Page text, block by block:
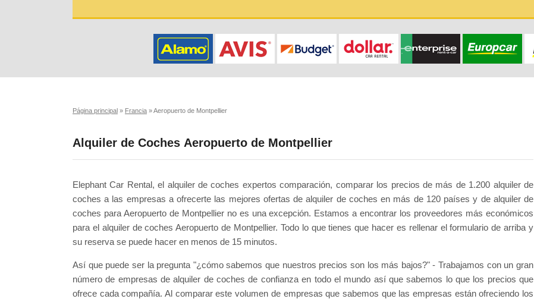
Página principal » Francia »Aeropuerto de Montpellier
Alquiler de Coches Aeropuerto de Montpellier
Elephant Car Rental, el alquiler de coches expertos comparación, comparar los precios de más de 1.200 alquiler de
coches a las empresas a ofrecerte las mejores ofertas de alquiler de coches en más de 120 países y de alquiler de
coches para Aeropuerto de Montpellier no es una excepción. Estamos a encontrar los proveedores más económicos
para el alquiler de coches Aeropuerto de Montpellier. Todo lo que tienes que hacer es rellenar el formulario de arriba y
su reserva se puede hacer en menos de 15 minutos.
Así que puede ser la pregunta "¿cómo sabemos que nuestros precios son los más bajos?" - Trabajamos con un gran
número de empresas de alquiler de coches de confianza en todo el mundo así que sabemos lo que los precios que
ofrece cada compañía. Al comparar este volumen de empresas que sabemos que las empresas están ofreciendo los